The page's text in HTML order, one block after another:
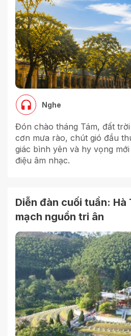
Nghe
Đón chào tháng Tám, đất
cơn mưa rào, chút gió đầu
giác bình yên và hy vọng
điệu âm nhạc.
Diễn đàn cuối tuần: Hà
mạch nguồn tri ân